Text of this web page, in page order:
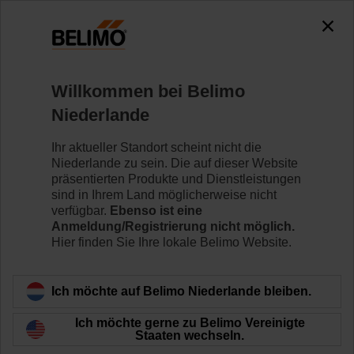
VSM24A-LP1
Mehr erfahren
Zurück zur Produktkategorie
Willkommen bei Belimo
Niederlande
Ihr aktueller Standort scheint nicht die
Niederlande zu sein. Die auf dieser Website
präsentierten Produkte und Dienstleistungen
sind in Ihrem Land möglicherweise nicht
verfügbar. Ebenso ist eine
Anmeldung/Registrierung nicht möglich.
Hier finden Sie Ihre lokale Belimo Website.
Ich möchte auf Belimo Niederlande bleiben.
Ich möchte gerne zu Belimo Vereinigte
Staaten wechseln.